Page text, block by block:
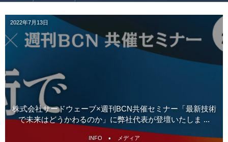
2022年7月13日
株式会社サードウェーブ×週刊BCN共催セミナー「最新技術
で未来はどうかわるのか」に弊社代表が登壇いたしま ...
INFO メディア